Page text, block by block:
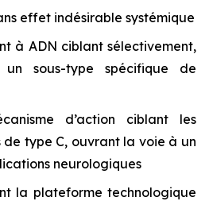
effet indésirable systémique
à ADN ciblant sélectivement,
sous-type spécifique de
d’action ciblant les
de type C, ouvrant la voie à un
neurologiques
la plateforme technologique